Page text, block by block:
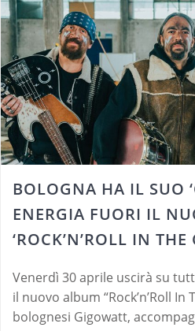
BOLOGNA HA IL SUO
ENERGIA FUORI IL
‘ROCK’N’ROLL IN
Venerdì 30 aprile uscirà su
il nuovo album “Rock’n’Roll In
bolognesi Gigowatt,